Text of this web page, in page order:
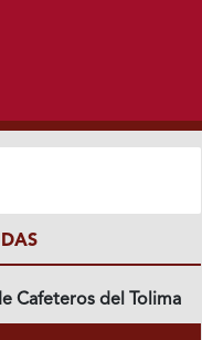
Cafeteros del Tolima